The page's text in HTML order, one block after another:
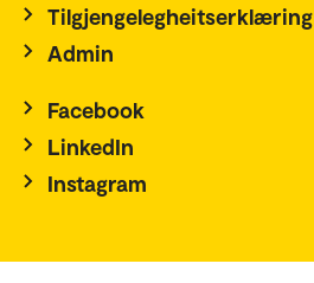
Tilgjengelegheitserklæring
Admin
Facebook
LinkedIn
Instagram